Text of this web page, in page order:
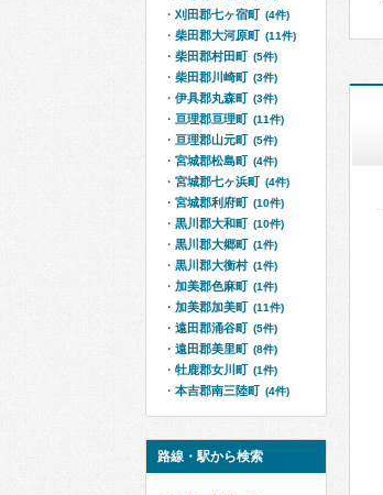
刈田郡七ヶ宿町 (4件)
柴田郡大河原町 (11件)
柴田郡村田町 (5件)
柴田郡川崎町 (3件)
伊具郡丸森町 (3件)
亘理郡亘理町 (11件)
亘理郡山元町 (5件)
宮城郡松島町 (4件)
宮城郡七ヶ浜町 (4件)
宮城郡利府町 (10件)
黒川郡大和町 (10件)
黒川郡大郷町 (1件)
黒川郡大衡村 (1件)
加美郡色麻町 (1件)
加美郡加美町 (11件)
遠田郡涌谷町 (5件)
遠田郡美里町 (8件)
牡鹿郡女川町 (1件)
本吉郡南三陸町 (4件)
路線・駅から検索